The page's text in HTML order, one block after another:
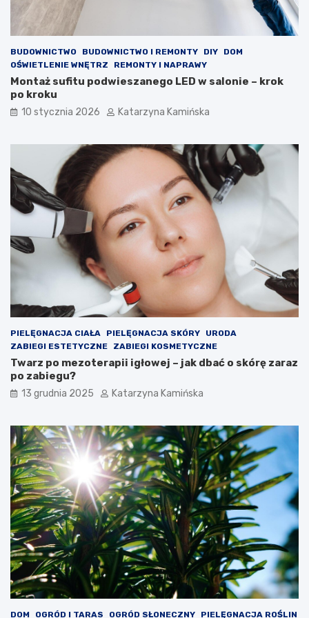
i
e
t
r
z
m
e
s
c
z
e
a
c
h
e
m
?
P
r
t
y
,
k
ó
e
r
t
o
s
p
o
ż
y
a
ć
BUDOWNICTWO BUDOWNICTWO I REMONTY DIY
DOM
OŚWIETLENIE WNĘTRZ
REMONTY I NAPRAWY
Montaż sufitu podwieszanego LED w salonie – krok
po kroku
10 stycznia 2026 Katarzyna Kamińska
PIELĘGNACJA CIAŁA PIELĘGNACJA SKÓRY
URODA
ZABIEGI ESTETYCZNE
ZABIEGI KOSMETYCZNE
Twarz po mezoterapii igłowej – jak dbać o skórę zaraz
po zabiegu?
13 grudnia 2025 Katarzyna Kamińska
DOM OGRÓD I TARAS OGRÓD SŁONECZNY PIELĘGNACJA ROŚLIN